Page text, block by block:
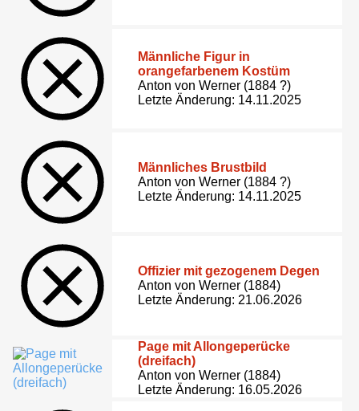
Männliche Figur in
orangefarbenem Kostüm
Anton von Werner (1884 ?)
Letzte Änderung: 14.11.2025
Männliches Brustbild
Anton von Werner (1884 ?)
Letzte Änderung: 14.11.2025
Offizier mit gezogenem Degen
Anton von Werner (1884)
Letzte Änderung: 21.06.2026
Page mit Allongeperücke
(dreifach)
Anton von Werner (1884)
Letzte Änderung: 16.05.2026